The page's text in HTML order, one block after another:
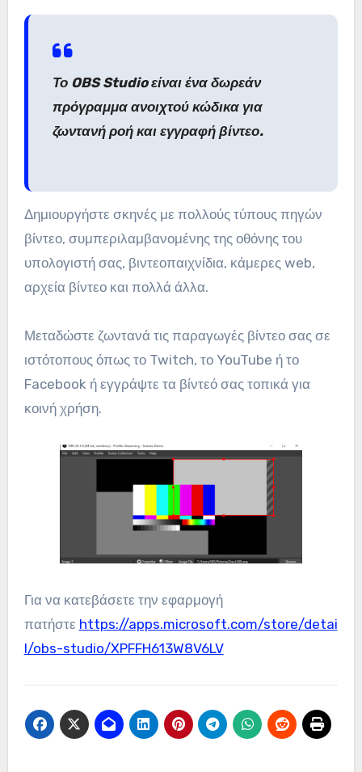
Το OBS Studio είναι ένα δωρεάν
πρόγραμμα ανοιχτού κώδικα για
ζωντανή ροή και εγγραφή βίντεο.
Δημιουργήστε σκηνές με πολλούς τύπους πηγών
βίντεο, συμπεριλαμβανομένης της οθόνης του
υπολογιστή σας, βιντεοπαιχνίδια, κάμερες web,
αρχεία βίντεο και πολλά άλλα.
Μεταδώστε ζωντανά τις παραγωγές βίντεο σας σε
ιστότοπους όπως το Twitch, το YouTube ή το
Facebook ή εγγράψτε τα βίντεό σας τοπικά για
κοινή χρήση.
Για να κατεβάσετε την εφαρμογή
πατήστε https://apps.microsoft.com/store/detai
l/obs-studio/XPFFH613W8V6LV